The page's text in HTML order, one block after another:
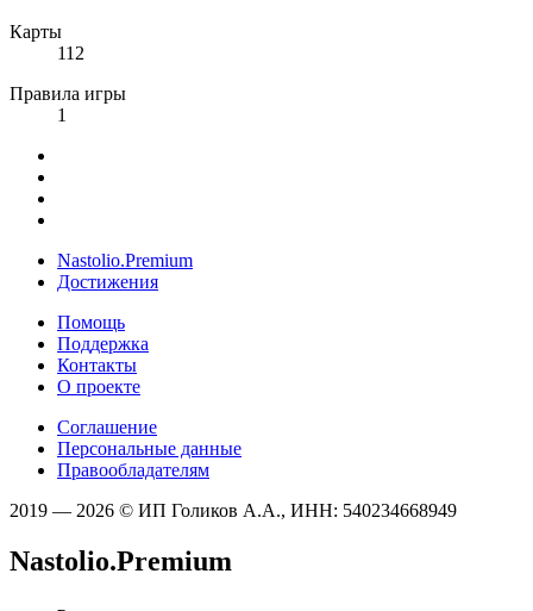
Карты
112
Правила игры
1
Nastolio.Premium
Достижения
Помощь
Поддержка
Контакты
О проекте
Соглашение
Персональные данные
Правообладателям
2019 — 2026 © ИП Голиков А.А., ИНН: 540234668949
Nastolio.Premium